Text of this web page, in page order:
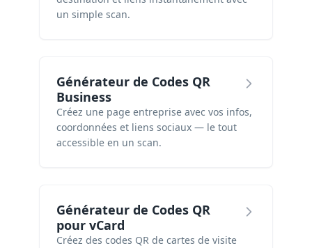
un simple scan.
Générateur de Codes QR
Business
Créez une page entreprise avec vos infos,
coordonnées et liens sociaux — le tout
accessible en un scan.
Générateur de Codes QR
pour vCard
Créez des codes QR de cartes de visite